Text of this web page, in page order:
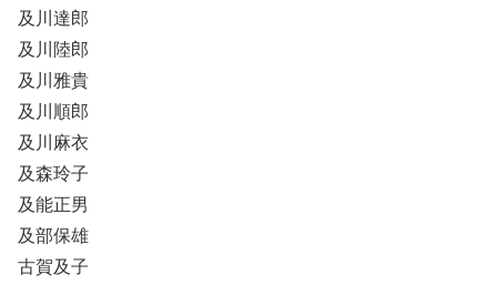
及川達郎
及川陸郎
及川雅貴
及川順郎
及川麻衣
及森玲子
及能正男
及部保雄
古賀及子